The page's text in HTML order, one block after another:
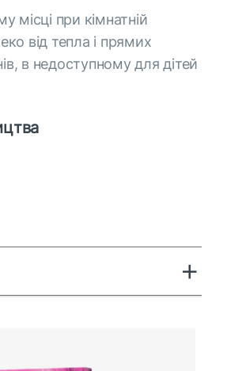
місці при кімнатній
від тепла і прямих
в недоступному для дітей